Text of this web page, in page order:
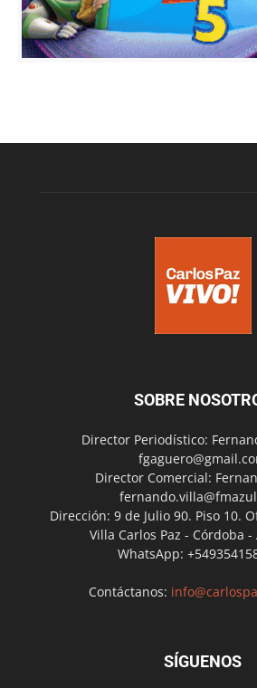
SOBRE
Director Periodístico:
Director Comercial:
Dirección: 9 de Julio 90. Piso 10.
Villa Carlos Paz - Córdoba
WhatsApp:
Contáctanos:
SÍGUENOS